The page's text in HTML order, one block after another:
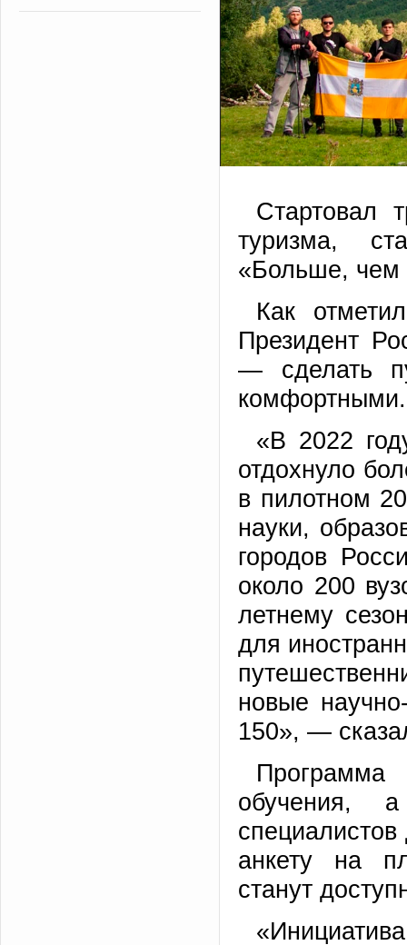
Стартовал
туризма,
«Больше, чем
Как
Президент
— сделать
комфортными.
«В 2022
отдохнуло
в пилотном
науки,
городов
около 200
летнему
для
новые
150», —
Программа
обучения,
анкету на
станут